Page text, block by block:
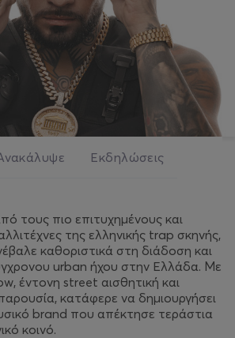
Εκδηλώσεις
τους πιο επιτυχημένους και
της ελληνικής trap σκηνής,
καθοριστικά στη διάδοση και
urban ήχου στην Ελλάδα. Με
έντονη street αισθητική και
κατάφερε να δημιουργήσει
brand που απέκτησε τεράστια
κοινό.